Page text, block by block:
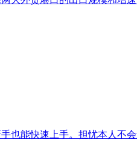
也能快速上手。担忧本人不